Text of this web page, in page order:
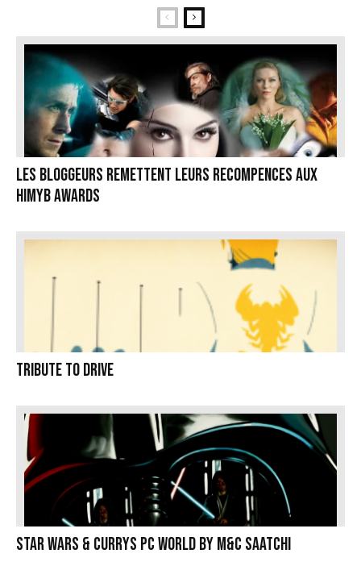
Les bloggeurs remettent leurs recompences aux
HIMYB Awards
Tribute to Drive
Star Wars & Currys PC World by M&C Saatchi